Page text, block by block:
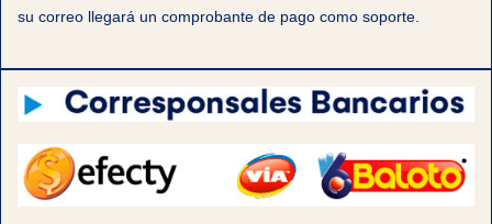
su correo llegará un comprobante de pago como soporte.